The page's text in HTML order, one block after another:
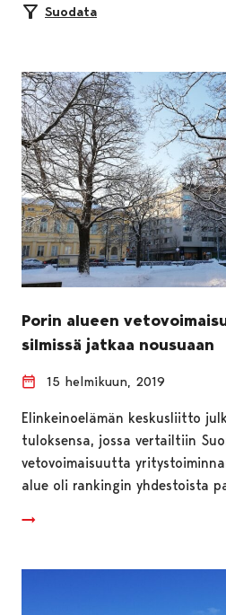
Suodata
Porin alueen
silmissä jatkaa nousuaan
15 helmikuun, 2019
Elinkeinoelämän keskusliitto
tuloksensa, jossa vertailtiin
vetovoimaisuutta
alue oli rankingin yhdestoista